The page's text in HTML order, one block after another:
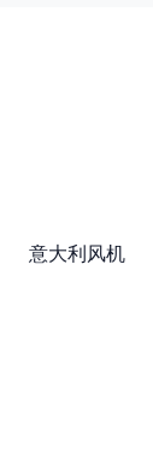
意大利风机